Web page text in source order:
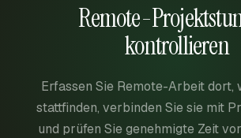
Remote-
kontrollieren
Erfassen Sie Remote-Arbeit dort,
stattfinden, verbinden Sie sie mit
und prüfen Sie genehmigte Zeit